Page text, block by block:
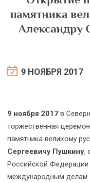
памятника
Александру
9 НОЯБРЯ 2017
9 ноября 2017 в
торжественная
памятника великому
Сергеевичу Пушкину,
Российской
международным делам